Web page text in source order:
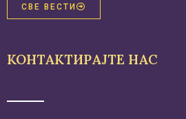
СВЕ ВЕСТИ
КОНТАКТИРАЈТЕ НАС